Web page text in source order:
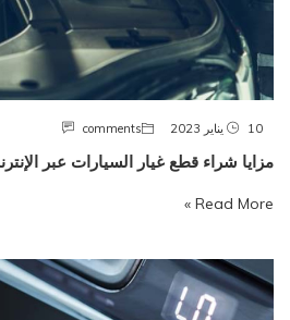
10 يناير 2023 comments
مزايا شراء قطع غيار السيارات عبر الإنترنت
Read More »